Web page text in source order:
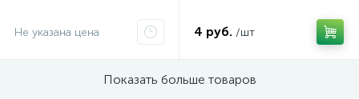
Не указана цена 4 руб. /шт
Показать больше товаров